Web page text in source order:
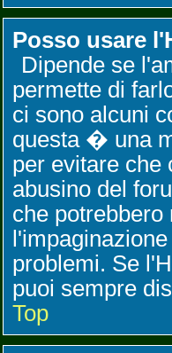
Posso usare
Dipende se
permette di
ci sono alcuni
questa � una
per evitare che
abusino del
che potrebbero
problemi. Se
puoi sempre
Top